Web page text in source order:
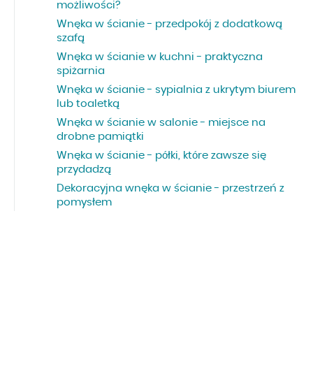
możliwości?
Wnęka w ścianie - przedpokój z dodatkową
szafą
Wnęka w ścianie w kuchni - praktyczna
spiżarnia
Wnęka w ścianie - sypialnia z ukrytym biurem
lub toaletką
Wnęka w ścianie w salonie - miejsce na
drobne pamiątki
Wnęka w ścianie - półki, które zawsze się
przydadzą
Dekoracyjna wnęka w ścianie - przestrzeń z
pomysłem